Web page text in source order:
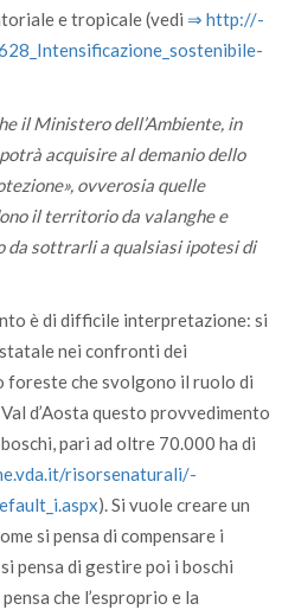
e tropicale (vedi ⇒ http:/­/­
il Ministero dell’Ambiente, in
acquisire al demanio dello
ovverosia quelle
il territorio da valanghe e
da sottrarli a qualsiasi ipotesi di
è di difficile interpretazione: si
nei confronti dei
che svolgono il ruolo di
d’Aosta questo provvedimento
pari ad oltre 70.000 ha di
­risorsenaturali/­
). Si vuole creare un
si pensa di compensare i
pensa di gestire poi i boschi
che l’esproprio e la